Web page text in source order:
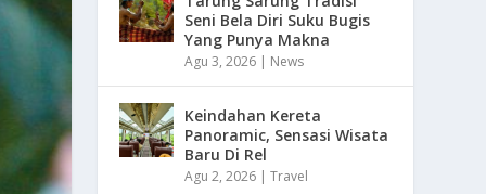
Seni Bela Diri Suku Bugis
Yang Punya Makna
Agu 3, 2026 | News
Keindahan Kereta
Panoramic, Sensasi Wisata
Baru Di Rel
Agu 2, 2026 |Travel